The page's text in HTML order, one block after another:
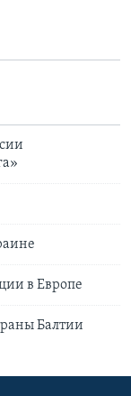
в Европе
Балтии